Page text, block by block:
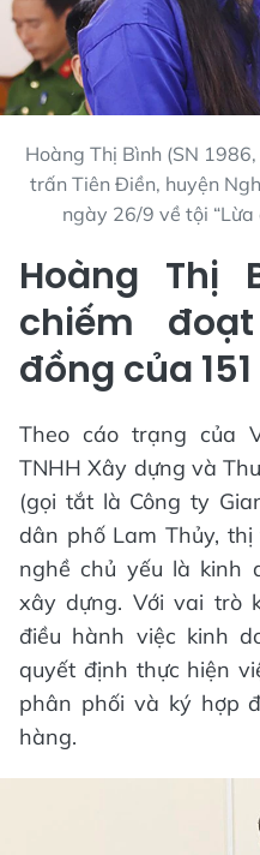
Hoàng Thị Bình (SN
trấn Tiên Điền, huyện
ngày 26/9 về tội
Hoàng Thị
chiếm
đồng của
Theo cáo trạng của
TNHH Xây dựng và
(gọi tắt là Công ty
dân phố Lam Thủy,
nghề chủ yếu là kinh
xây dựng. Với vai trò
điều hành việc kinh
quyết định thực hiện
phân phối và ký hợp
hàng.